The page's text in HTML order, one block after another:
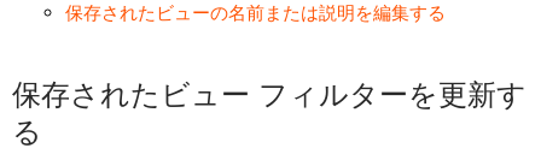
保存されたビューの名前または説明を編集する
保存されたビュー フィルターを更新す
る